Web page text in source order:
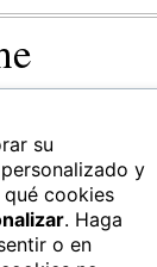
su
y
cookies
. Haga
o en